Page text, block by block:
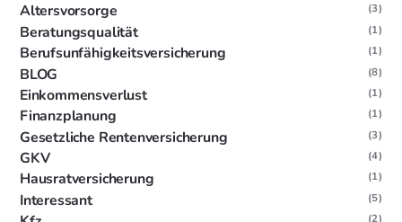
Altersvorsorge (3)
Beratungsqualität (1)
Berufsunfähigkeitsversicherung (1)
BLOG (8)
Einkommensverlust (1)
Finanzplanung (1)
Gesetzliche Rentenversicherung (3)
GKV (4)
Hausratversicherung (1)
Interessant (5)
(2)